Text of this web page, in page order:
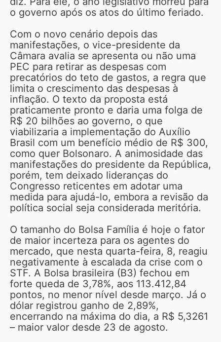
o governo após os atos do último feriado.
Com o novo cenário depois das
manifestações, o vice-presidente da
Câmara avalia se apresenta ou não uma
PEC para retirar as despesas com
precatórios do teto de gastos, a regra que
limita o crescimento das despesas à
inflação. O texto da proposta está
praticamente pronto e daria uma folga de
R$ 20 bilhões ao governo, o que
viabilizaria a implementação do Auxílio
Brasil com um benefício médio de R$ 300,
como quer Bolsonaro. A animosidade das
manifestações do presidente da República,
porém, tem deixado lideranças do
Congresso reticentes em adotar uma
medida para ajudá-lo, embora a revisão da
política social seja considerada meritória.
O tamanho do Bolsa Família é hoje o fator
de maior incerteza para os agentes do
mercado, que nesta quarta-feira, 8, reagiu
negativamente à escalada da crise com o
STF. A Bolsa brasileira (B3) fechou em
forte queda de 3,78%, aos 113.412,84
pontos, no menor nível desde março. Já o
dólar registrou ganho de 2,89%,
encerrando na máxima do dia, a R$ 5,3261
– maior valor desde 23 de agosto.